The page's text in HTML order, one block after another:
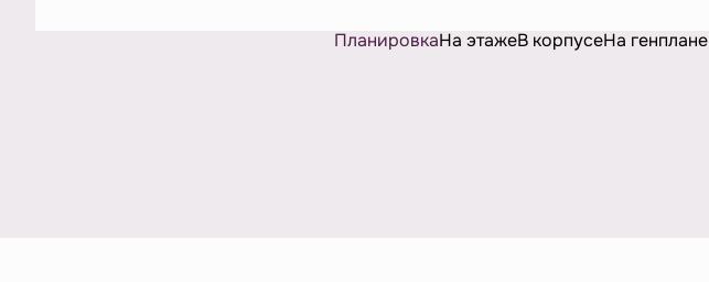
ПланировкаНа этажеВ корпусеНа генплане